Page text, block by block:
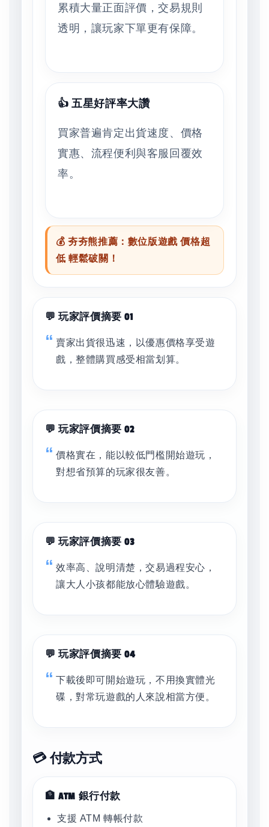
累積大量正面評價，交易規則
透明，讓玩家下單更有保障。
👍 五星好評率大讚
買家普遍肯定出貨速度、價格
實惠、流程便利與客服回覆效
率。
💰 夯夯熊推薦：數位版遊戲 價格超
低 輕鬆破關！
💬 玩家評價摘要 01
賣家出貨很迅速，以優惠價格享受遊
戲，整體購買感受相當划算。
💬 玩家評價摘要 02
價格實在，能以較低門檻開始遊玩，
對想省預算的玩家很友善。
💬 玩家評價摘要 03
效率高、說明清楚，交易過程安心，
讓大人小孩都能放心體驗遊戲。
💬 玩家評價摘要 04
下載後即可開始遊玩，不用換實體光
碟，對常玩遊戲的人來說相當方便。
💳 付款方式
🏦 ATM 銀行付款
支援 ATM 轉帳付款